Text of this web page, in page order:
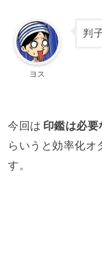
ヨス
判
今回は 印鑑は必要
らいうと効率化オ
す。